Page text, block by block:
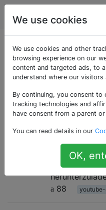
Als
getaggte
3
Wie man
Untertitel
Wie kann ich
Option dafür.
Möglichkeit
88
We use cookies
We use cookies and other
browsing experience on our
content and targeted ads, to
understand where our visitors
By continuing, you consent
tracking technologies and
have consent from a parent or
You can read details in our
OK,